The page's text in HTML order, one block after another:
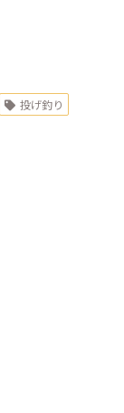
投げ釣り